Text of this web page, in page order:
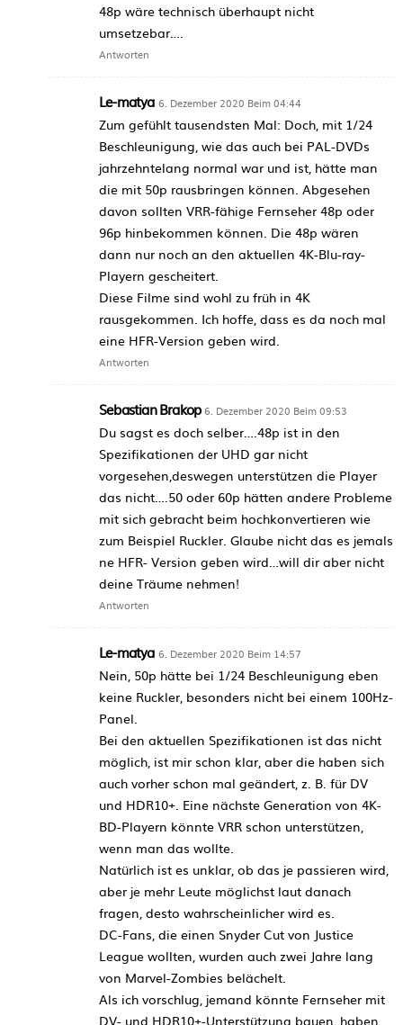
48p wäre technisch überhaupt nicht
umsetzebar….
Antworten
Le-matya 6. Dezember 2020 Beim 04:44
Zum gefühlt tausendsten Mal: Doch, mit 1/24
Beschleunigung, wie das auch bei PAL-DVDs
jahrzehntelang normal war und ist, hätte man
die mit 50p rausbringen können. Abgesehen
davon sollten VRR-fähige Fernseher 48p oder
96p hinbekommen können. Die 48p wären
dann nur noch an den aktuellen 4K-Blu-ray-
Playern gescheitert.
Diese Filme sind wohl zu früh in 4K
rausgekommen. Ich hoffe, dass es da noch mal
eine HFR-Version geben wird.
Antworten
Sebastian Brakop 6. Dezember 2020 Beim 09:53
Du sagst es doch selber….48p ist in den
Spezifikationen der UHD gar nicht
vorgesehen,deswegen unterstützen die Player
das nicht….50 oder 60p hätten andere Probleme
mit sich gebracht beim hochkonvertieren wie
zum Beispiel Ruckler. Glaube nicht das es jemals
ne HFR- Version geben wird…will dir aber nicht
deine Träume nehmen!
Antworten
Le-matya 6. Dezember 2020 Beim 14:57
Nein, 50p hätte bei 1/24 Beschleunigung eben
keine Ruckler, besonders nicht bei einem 100Hz-
Panel.
Bei den aktuellen Spezifikationen ist das nicht
möglich, ist mir schon klar, aber die haben sich
auch vorher schon mal geändert, z. B. für DV
und HDR10+. Eine nächste Generation von 4K-
BD-Playern könnte VRR schon unterstützen,
wenn man das wollte.
Natürlich ist es unklar, ob das je passieren wird,
aber je mehr Leute möglichst laut danach
fragen, desto wahrscheinlicher wird es.
DC-Fans, die einen Snyder Cut von Justice
League wollten, wurden auch zwei Jahre lang
von Marvel-Zombies belächelt.
Als ich vorschlug, jemand könnte Fernseher mit
DV- und HDR10+-Unterstützung bauen, haben